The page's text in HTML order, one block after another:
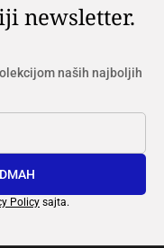
newsletter.
naših najboljih
Policy sajta.